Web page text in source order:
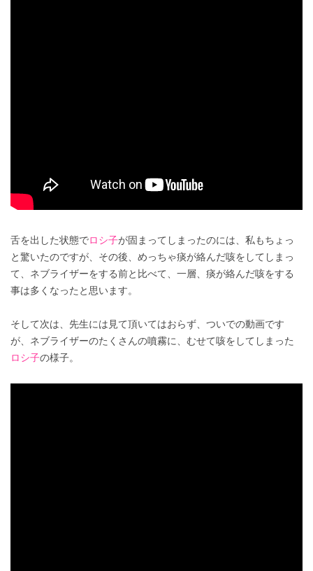
舌を出した状態でロシ子が固まってしまったのには、私もちょっ
と驚いたのですが、その後、めっちゃ痰が絡んだ咳をしてしまっ
て、ネブライザーをする前と比べて、一層、痰が絡んだ咳をする
事は多くなったと思います。
そして次は、先生には見て頂いてはおらず、ついでの動画です
が、ネブライザーのたくさんの噴霧に、むせて咳をしてしまった
ロシ子の様子。